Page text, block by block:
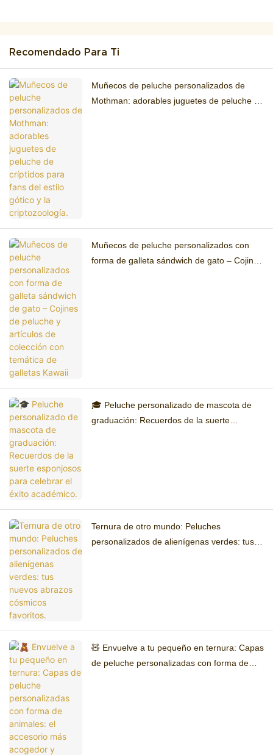
Recomendado Para Ti
Muñecos de peluche personalizados de
Mothman: adorables juguetes de peluche de
Muñecos de peluche personalizados con
forma de galleta sándwich de gato – Cojines
🎓 Peluche personalizado de mascota de
graduación: Recuerdos de la suerte
Ternura de otro mundo: Peluches
personalizados de alienígenas verdes: tus
🧸 Envuelve a tu pequeño en ternura: Capas
de peluche personalizadas con forma de